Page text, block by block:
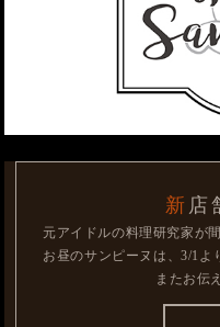
新
元アイドルの料理研究家が
お昼のサンピーヌは、3/1よ
またお伝